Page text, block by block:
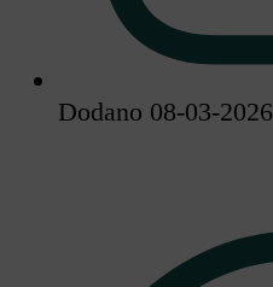
Dodano 08-03-2026